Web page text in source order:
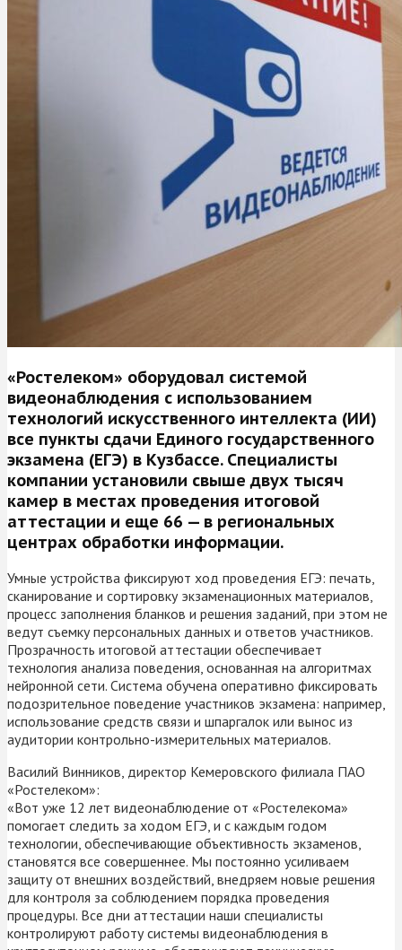
«Ростелеком» оборудовал системой
видеонаблюдения с использованием
технологий искусственного интеллекта (ИИ)
все пункты сдачи Единого государственного
экзамена (ЕГЭ) в Кузбассе. Специалисты
компании установили свыше двух тысяч
камер в местах проведения итоговой
аттестации и еще 66 — в региональных
центрах обработки информации.
Умные устройства фиксируют ход проведения ЕГЭ: печать,
сканирование и сортировку экзаменационных материалов,
процесс заполнения бланков и решения заданий, при этом не
ведут съемку персональных данных и ответов участников.
Прозрачность итоговой аттестации обеспечивает
технология анализа поведения, основанная на алгоритмах
нейронной сети. Система обучена оперативно фиксировать
подозрительное поведение участников экзамена: например,
использование средств связи и шпаргалок или вынос из
аудитории контрольно-измерительных материалов.
Василий Винников, директор Кемеровского филиала ПАО
«Ростелеком»:
«Вот уже 12 лет видеонаблюдение от «Ростелекома»
помогает следить за ходом ЕГЭ, и с каждым годом
технологии, обеспечивающие объективность экзаменов,
становятся все совершеннее. Мы постоянно усиливаем
защиту от внешних воздействий, внедряем новые решения
для контроля за соблюдением порядка проведения
процедуры. Все дни аттестации наши специалисты
контролируют работу системы видеонаблюдения в